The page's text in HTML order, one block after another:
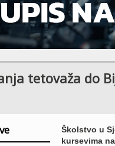
tetovaža do
Školstvo u
kursevima